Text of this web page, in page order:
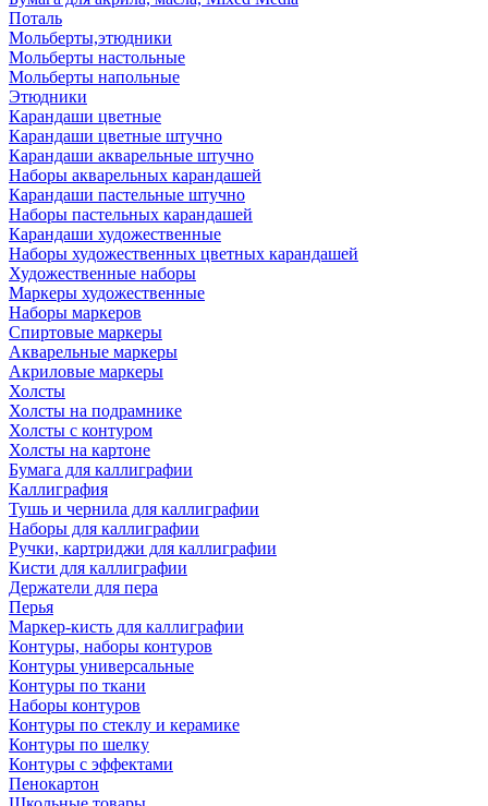
Поталь
Мольберты,этюдники
Мольберты настольные
Мольберты напольные
Этюдники
Карандаши цветные
Карандаши цветные штучно
Карандаши акварельные штучно
Наборы акварельных карандашей
Карандаши пастельные штучно
Наборы пастельных карандашей
Карандаши художественные
Наборы художественных цветных карандашей
Художественные наборы
Маркеры художественные
Наборы маркеров
Спиртовые маркеры
Акварельные маркеры
Акриловые маркеры
Холсты
Холсты на подрамнике
Холсты с контуром
Холсты на картоне
Бумага для каллиграфии
Каллиграфия
Тушь и чернила для каллиграфии
Наборы для каллиграфии
Ручки, картриджи для каллиграфии
Кисти для каллиграфии
Держатели для пера
Перья
Маркер-кисть для каллиграфии
Контуры, наборы контуров
Контуры универсальные
Контуры по ткани
Наборы контуров
Контуры по стеклу и керамике
Контуры по шелку
Контуры с эффектами
Пенокартон